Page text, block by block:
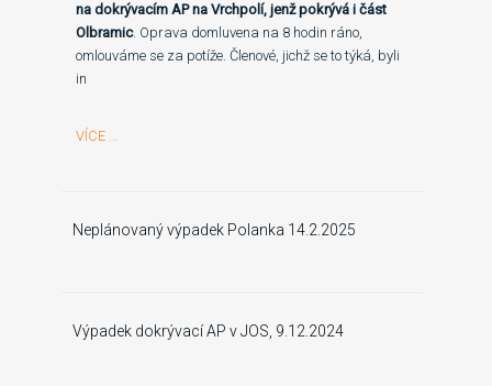
na dokrývacím AP na Vrchpolí, jenž pokrývá i část
Olbramic. Oprava domluvena na 8 hodin ráno,
omlouváme se za potíže. Členové, jichž se to týká, byli
in
VÍCE ...
Neplánovaný výpadek Polanka 14.2.2025
Výpadek dokrývací AP v JOS, 9.12.2024